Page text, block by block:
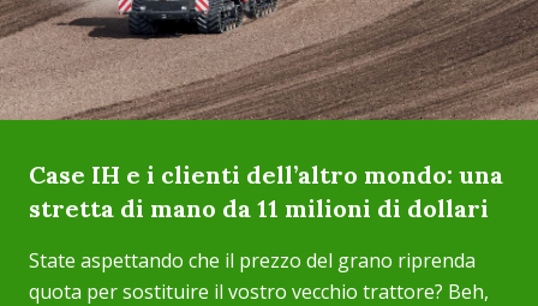
Case IH e i clienti dell’altro mondo: una
stretta di mano da 11 milioni di dollari
State aspettando che il prezzo del grano riprenda
quota per sostituire il vostro vecchio trattore? Beh,